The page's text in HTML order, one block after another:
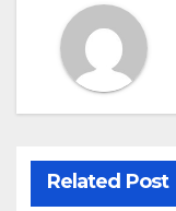
Related Post